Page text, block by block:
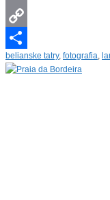
Email
Copy
Link
Share
belianske tatry, fotografia,